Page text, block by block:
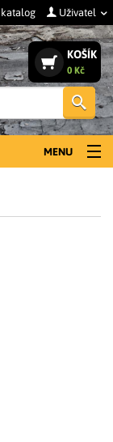
Uživatel
KOŠÍK
0 Kč
MENU